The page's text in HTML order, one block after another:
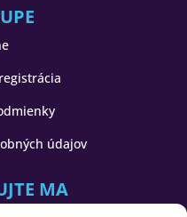
údajov
MA